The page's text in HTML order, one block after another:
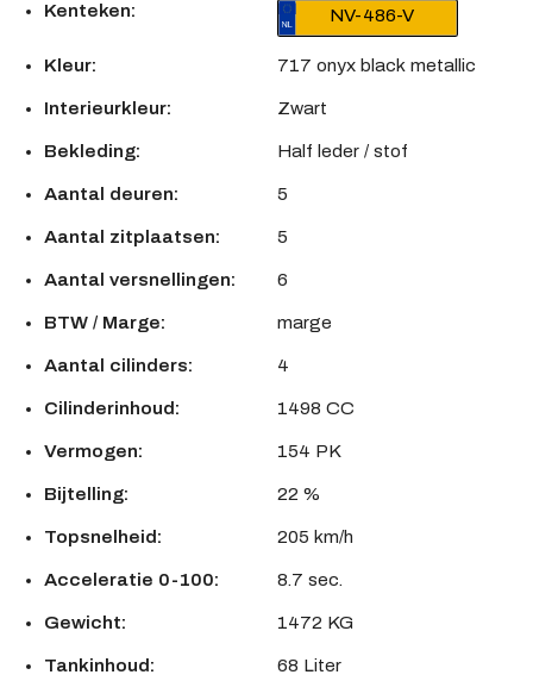
Kenteken: NV-486-V
Kleur: 717 onyx black metallic
Interieurkleur: Zwart
Bekleding: Half leder / stof
Aantal deuren: 5
Aantal zitplaatsen: 5
Aantal versnellingen: 6
BTW / Marge: marge
Aantal cilinders: 4
Cilinderinhoud: 1498 CC
Vermogen: 154 PK
Bijtelling: 22 %
Topsnelheid: 205 km/h
Acceleratie 0-100: 8.7 sec.
Gewicht: 1472 KG
Tankinhoud: 68 Liter